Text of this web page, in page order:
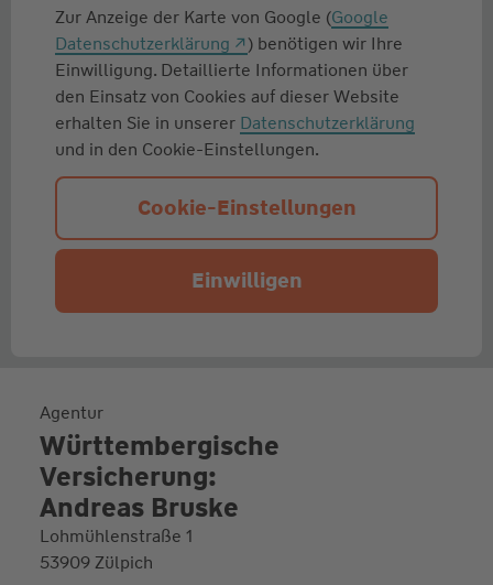
Zur Anzeige der Karte von Google (Google
Datenschutzerklärung
) benötigen wir Ihre
Einwilligung. Detaillierte Informationen über
den Einsatz von Cookies auf dieser Website
erhalten Sie in unserer Datenschutzerklärung
und in den Cookie-Einstellungen.
Cookie-Einstellungen
Einwilligen
Agentur
Württembergische
Versicherung:
Andreas Bruske
Lohmühlenstraße 1
53909 Zülpich